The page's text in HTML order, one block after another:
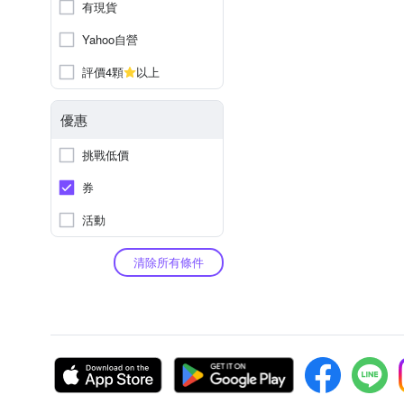
有現貨
Yahoo自營
評價4顆
以上
優惠
挑戰低價
券
活動
清除所有條件